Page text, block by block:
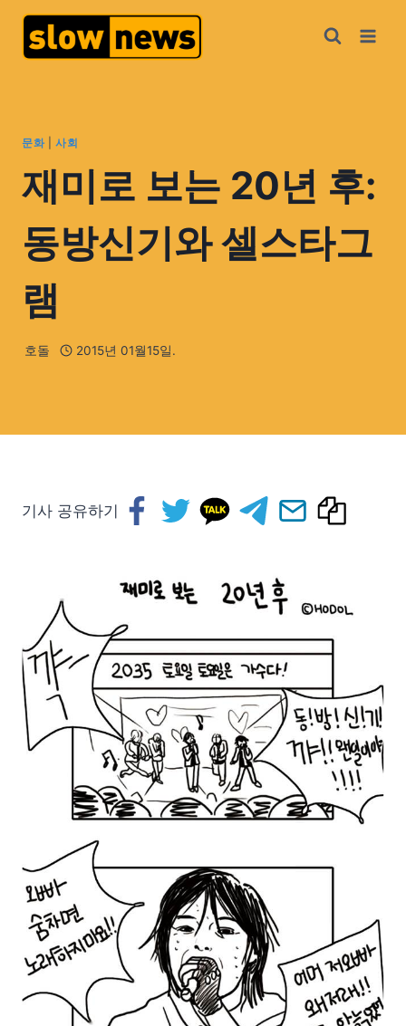
문화| 사회
재미로 보는 20년 후:
동방신기와 셀스타그
램
호돌 2015년 01월15일.
기사 공유하기